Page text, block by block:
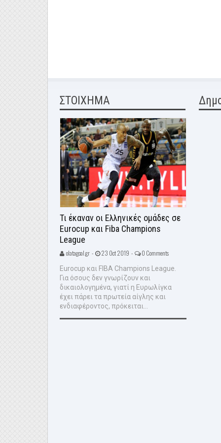
ΣΤΟΙΧΗΜΑ
Τι έκαναν οι Ελληνικές ομάδες σε
Eurocup και Fiba Champions
League
olatagoal.gr - 23 Oct 2019 - 0 Comments
Eurocup και FIBA Champions League.
Για όσους δεν γνωρίζουν και
δικαιολογημένα, γιατί η Ευρωλίγκα
έχει πάρει τα πρωτεία αίγλης και
ενδιαφέροντος, πρόκειται...